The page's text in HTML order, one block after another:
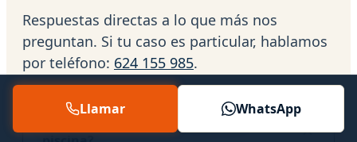
Respuestas directas a lo que más nos
preguntan. Si tu caso es particular, hablamos
por teléfono: 624 155 985.
Llamar WhatsApp